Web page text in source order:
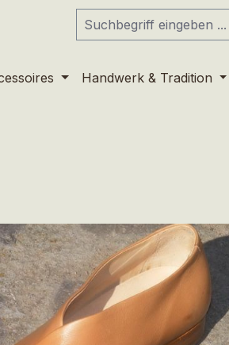
Handwerk & Tradition